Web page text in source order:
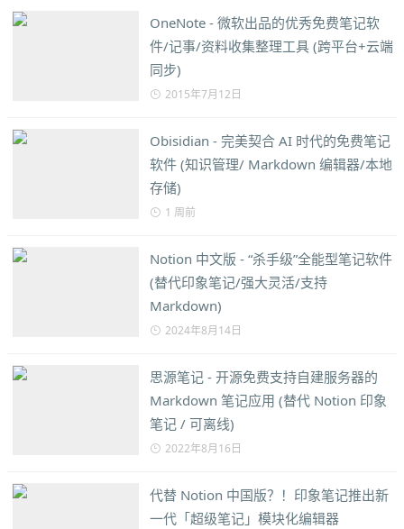
OneNote - 微软出品的优秀免费笔记软
件/记事/资料收集整理工具 (跨平台+云端
同步)
2015年7月12日
Obisidian - 完美契合 AI 时代的免费笔记
软件 (知识管理/ Markdown 编辑器/本地
存储)
1 周前
Notion 中文版 - “杀手级”全能型笔记软件
(替代印象笔记/强大灵活/支持
Markdown)
2024年8月14日
思源笔记 - 开源免费支持自建服务器的
Markdown 笔记应用 (替代 Notion 印象
笔记 / 可离线)
2022年8月16日
代替 Notion 中国版？！印象笔记推出新
一代「超级笔记」模块化编辑器